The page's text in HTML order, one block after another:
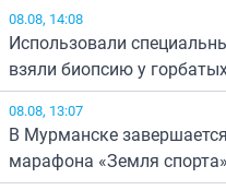
08.08, 14:08
Использовали
взяли биопсию у
08.08, 13:07
В Мурманске
марафона «Земля спорта»